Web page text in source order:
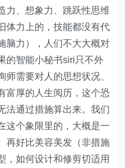
力、想象力、跳跃性思维
体力上的，技能都没有代
脑力），人们不大大概对
的智能小秘书siri只不外
师需要对人的思想状况、
富厚的人生阅历，这个恐
法通过措施算出来。我们
这个象限里的，大概是一
再好比美容美发（非措施
，如何设计和修剪切适用